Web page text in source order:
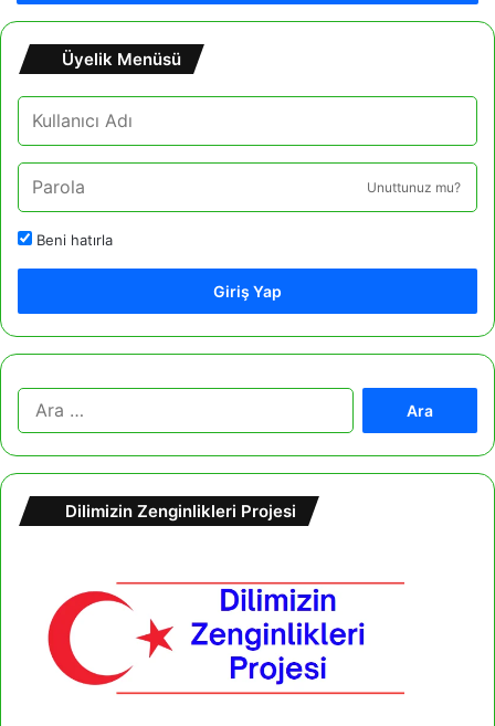
Üyelik Menüsü
Unuttunuz mu?
Beni hatırla
Giriş Yap
m
Dilimizin Zenginlikleri Projesi